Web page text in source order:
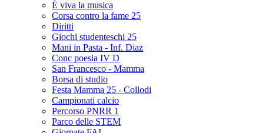
È viva la musica
Corsa contro la fame 25
Diritti
Giochi studenteschi 25
Mani in Pasta - Inf. Diaz
Conc poesia IV D
San Francesco - Mamma
Borsa di studio
Festa Mamma 25 - Collodi
Campionati calcio
Percorso PNRR 1
Parco delle STEM